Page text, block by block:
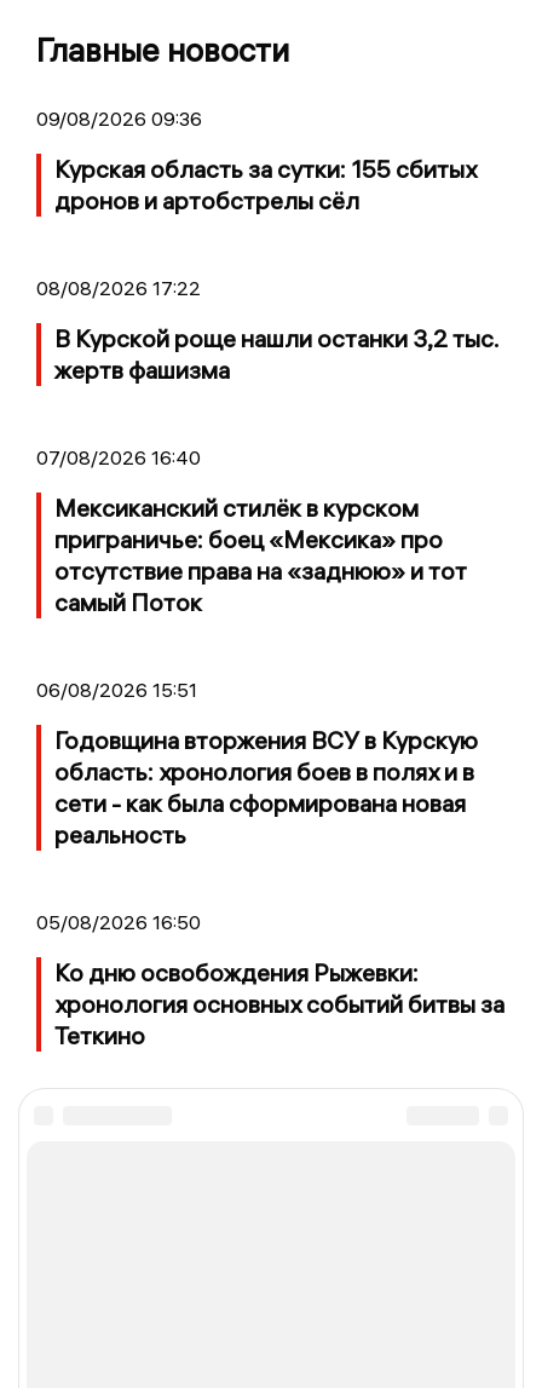
Главные новости
09/08/2026 09:36
Курская область за сутки: 155 сбитых
дронов и артобстрелы сёл
08/08/2026 17:22
В Курской роще нашли останки 3,2 тыс.
жертв фашизма
07/08/2026 16:40
Мексиканский стилёк в курском
приграничье: боец «Мексика» про
отсутствие права на «заднюю» и тот
самый Поток
06/08/2026 15:51
Годовщина вторжения ВСУ в Курскую
область: хронология боев в полях и в
сети - как была сформирована новая
реальность
05/08/2026 16:50
Ко дню освобождения Рыжевки:
хронология основных событий битвы за
Теткино